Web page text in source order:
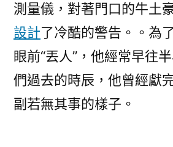
測量儀，對著門口的牛土
設計了冷酷的警告。。為
眼前“丟人”，他經常早往
們過去的時辰，他曾經獻
副若無其事的樣子。